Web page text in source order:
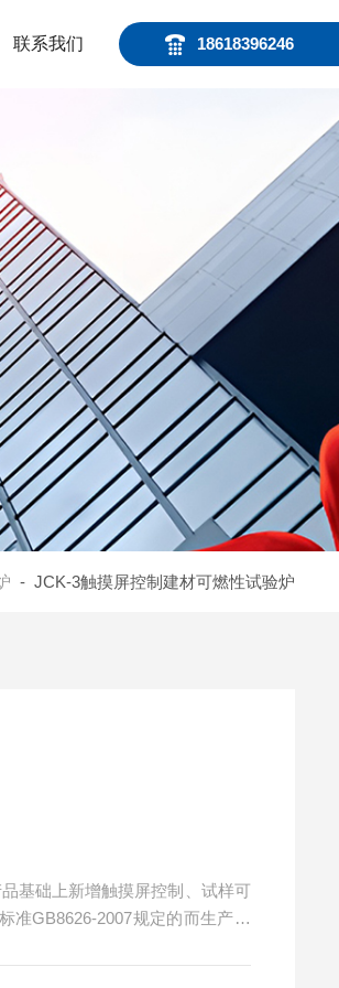
18618396246
联系我们
- JCK-3触摸屏控制建材可燃性试验炉
基础上新增触摸屏控制、试样可
准GB8626-2007规定的而生产的